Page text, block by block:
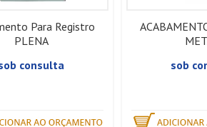
Para Registro
PLENA
consulta
sob